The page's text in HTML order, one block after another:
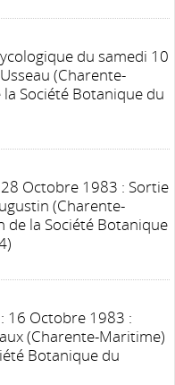
du samedi 10
(Charente-
Société Botanique du
Octobre 1983 : Sortie
(Charente-
de la Société Botanique
16 Octobre 1983 :
(Charente-Maritime)
Botanique du